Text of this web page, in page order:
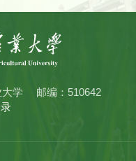
学
邮编：510642